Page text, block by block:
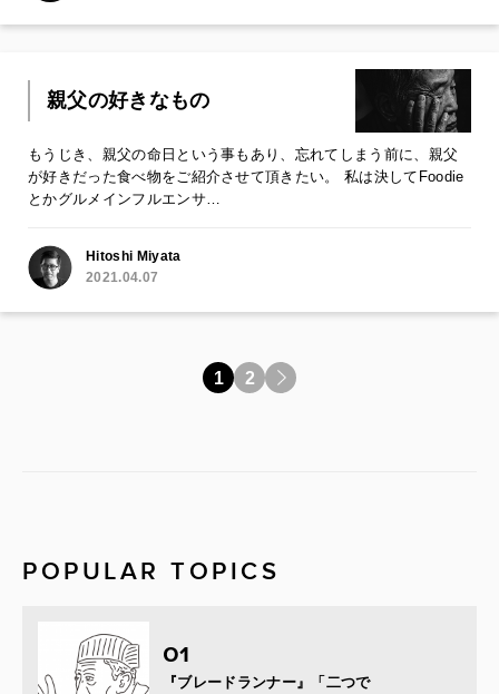
親父の好きなもの
もうじき、親父の命日という事もあり、忘れてしまう前に、親父
が好きだった食べ物をご紹介させて頂きたい。 私は決してFoodie
とかグルメインフルエンサ…
Hitoshi Miyata
2021.04.07
1 2 >
POPULAR TOPICS
『ブレードランナー』「二つで